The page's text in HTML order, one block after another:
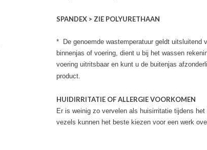
SPANDEX > ZIE POLYURETHAAN
* De genoemde wastemperatuur geldt uitsluitend
binnenjas of voering, dient u bij het wassen
voering uitritsbaar en kunt u de buitenjas
product.
HUIDIRRITATIE OF ALLERGIE VOORKOMEN
Er is weinig zo vervelen als huisirritatie tijdens
vezels kunnen het beste kiezen voor een werk